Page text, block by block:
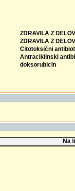
ZDRAVILA Z
ZDRAVILA Z
Citotoksični
Antraciklinski
doksorubicin
Na